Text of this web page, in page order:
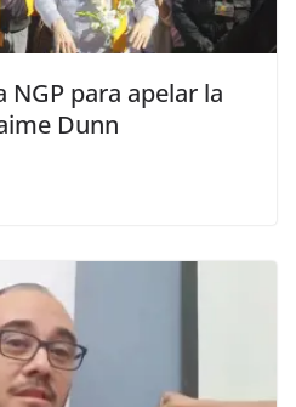
NGP para apelar la
Dunn